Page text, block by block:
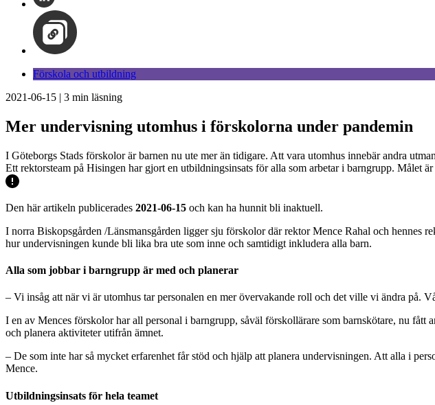
Förskola och utbildning
2021-06-15 | 3 min läsning
Mer undervisning utomhus i förskolorna under pandemin
I Göteborgs Stads förskolor är barnen nu ute mer än tidigare. Att vara utomhus innebär andra
Ett rektorsteam på Hisingen har gjort en utbildningsinsats för alla som arbetar i barngrupp. Målet
Den här artikeln publicerades 2021-06-15 och kan ha hunnit bli inaktuell.
I norra Biskopsgården /Länsmansgården ligger sju förskolor där rektor Mence Rahal och hennes
hur undervisningen kunde bli lika bra ute som inne och samtidigt inkludera alla barn.
Alla som jobbar i barngrupp är med och planerar
– Vi insåg att när vi är utomhus tar personalen en mer övervakande roll och det ville vi ändra på.
I en av Mences förskolor har all personal i barngrupp, såväl förskollärare som barnskötare, nu
och planera aktiviteter utifrån ämnet.
– De som inte har så mycket erfarenhet får stöd och hjälp att planera undervisningen. Att alla i
Mence.
Utbildningsinsats för hela teamet